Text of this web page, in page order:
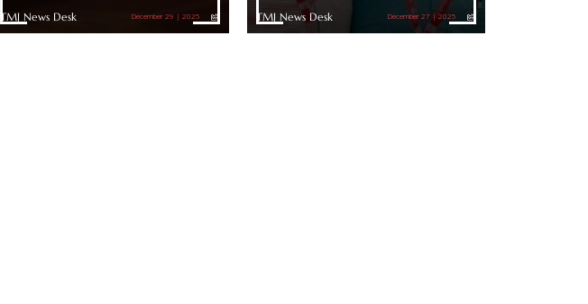
TMJ News Desk December 29 | 2025 TMJ News Desk December 27 | 2025